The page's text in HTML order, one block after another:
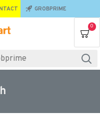
GROBPRIME
0